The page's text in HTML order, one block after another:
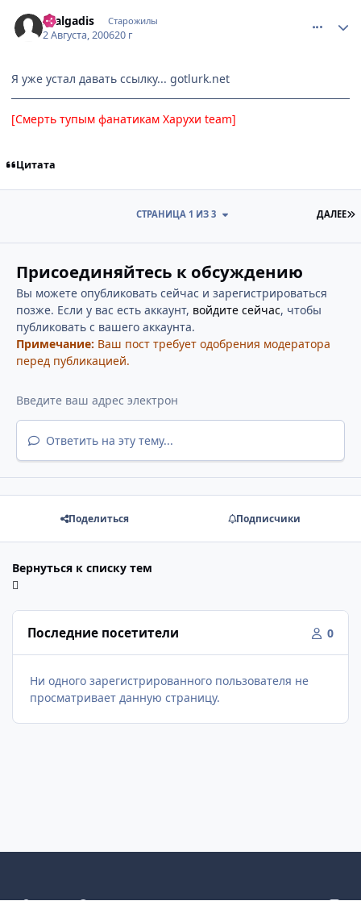
zealgadis Старожилы
2 Августа, 200620 г
Я уже устал давать ссылку... gotlurk.net
[Смерть тупым фанатикам Харухи team]
Цитата
ДАЛЕЕ
СТРАНИЦА 1 ИЗ 3
Присоединяйтесь к обсуждению
Вы можете опубликовать сейчас и зарегистрироваться
позже. Если у вас есть аккаунт, войдите сейчас, чтобы
публиковать с вашего аккаунта.
Примечание: Ваш пост требует одобрения модератора
перед публикацией.
Ответить на эту тему...
Поделиться Подписчики
Вернуться к списку тем
Последние посетители 0
Ни одного зарегистрированного пользователя не
просматривает данную страницу.
Светлый режим
Темный режим
Как в системе